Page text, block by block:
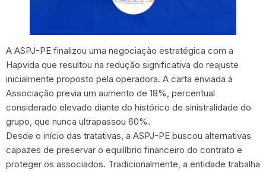
A ASPJ-PE finalizou uma negociação estratégica com a
Hapvida que resultou na redução significativa do reajuste
inicialmente proposto pela operadora. A carta enviada à
Associação previa um aumento de 18%, percentual
considerado elevado diante do histórico de sinistralidade do
grupo, que nunca ultrapassou 60%.
Desde o início das tratativas, a ASPJ-PE buscou alternativas
capazes de preservar o equilíbrio financeiro do contrato e
proteger os associados. Tradicionalmente, a entidade trabalha